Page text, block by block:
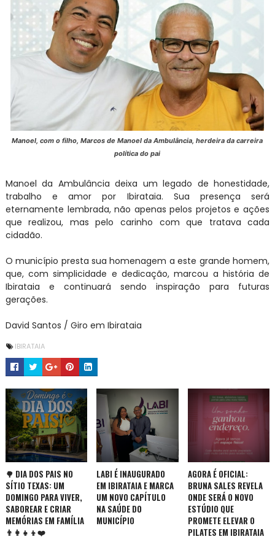
Manoel, com o filho, Marcos de Manoel da Ambulância, herdeira da carreira
política do pai
Manoel da Ambulância deixa um legado de honestidade,
trabalho e amor por Ibirataia. Sua presença será
eternamente lembrada, não apenas pelos projetos e ações
que realizou, mas pelo carinho com que tratava cada
cidadão.
O município presta sua homenagem a este grande homem,
que, com simplicidade e dedicação, marcou a história de
Ibirataia e continuará sendo inspiração para futuras
gerações.
David Santos / Giro em Ibirataia
IBIRATAIA
🌳 DIA DOS PAIS NO
SÍTIO TEXAS: UM
DOMINGO PARA VIVER,
SABOREAR E CRIAR
MEMÓRIAS EM FAMÍLIA
👨‍👩‍👧‍👦❤️
LABI É INAUGURADO
EM IBIRATAIA E MARCA
UM NOVO CAPÍTULO
NA SAÚDE DO
MUNICÍPIO
AGORA É OFICIAL:
BRUNA SALES REVELA
ONDE SERÁ O NOVO
ESTÚDIO QUE
PROMETE ELEVAR O
PILATES EM IBIRATAIA